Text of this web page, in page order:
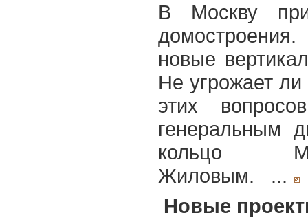
В Москву
новые
Не угрожает ли
этих
генеральным
кольцо
Жиловым. ...
Новые